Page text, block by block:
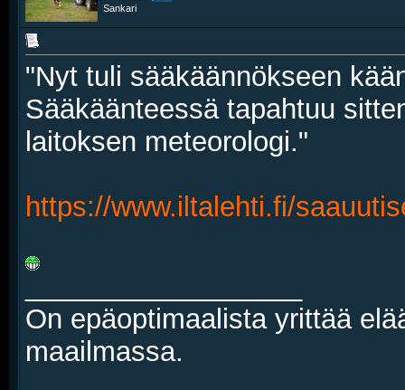
Sankari
"Nyt tuli sääkäännökseen
Sääkäänteessä tapahtuu
laitoksen meteorologi."
https://www.iltalehti.fi/
On epäoptimaalista yrittää
maailmassa.